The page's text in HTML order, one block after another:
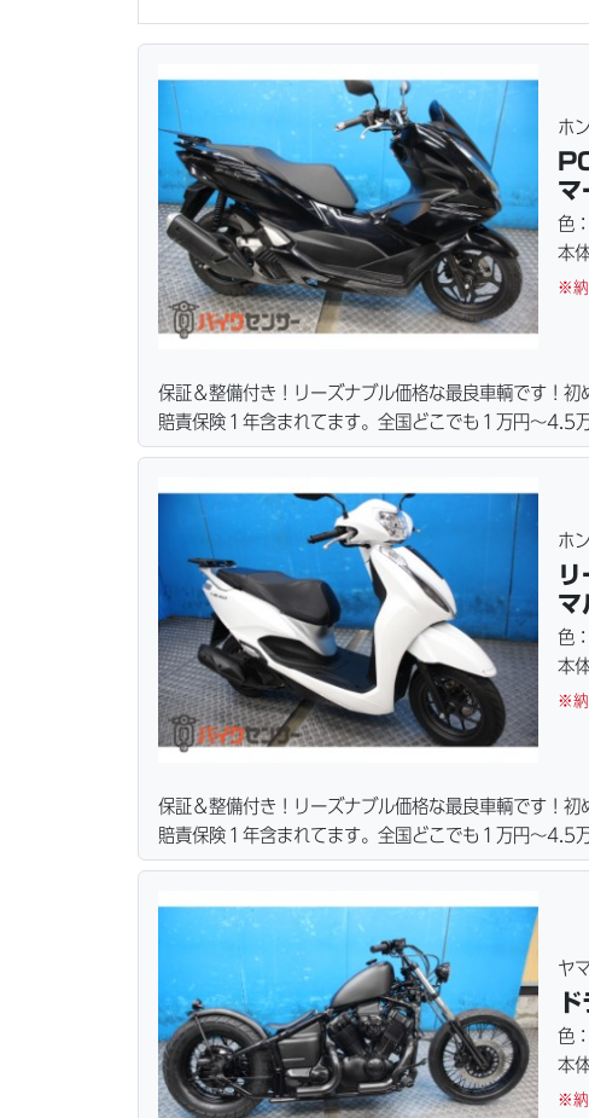
ホ
マ
色
本
※納
保証＆整備付き！リーズナブル価格な最良車輌です！
賠責保険１年含まれてます。全国どこでも１万円〜4.5
ーン・カード各種取り扱ってます。タイヤ・ブレーキ
無料サービス行ってます。当社ホームページにて詳細画
ホ
マ
色
本
※納
保証＆整備付き！リーズナブル価格な最良車輌です！
賠責保険１年含まれてます。全国どこでも１万円〜4.5
ーン・カード各種取り扱ってます。タイヤ・ブレーキ
無料サービス行ってます。当社ホームページにて詳細画
ヤ
色
本
※納